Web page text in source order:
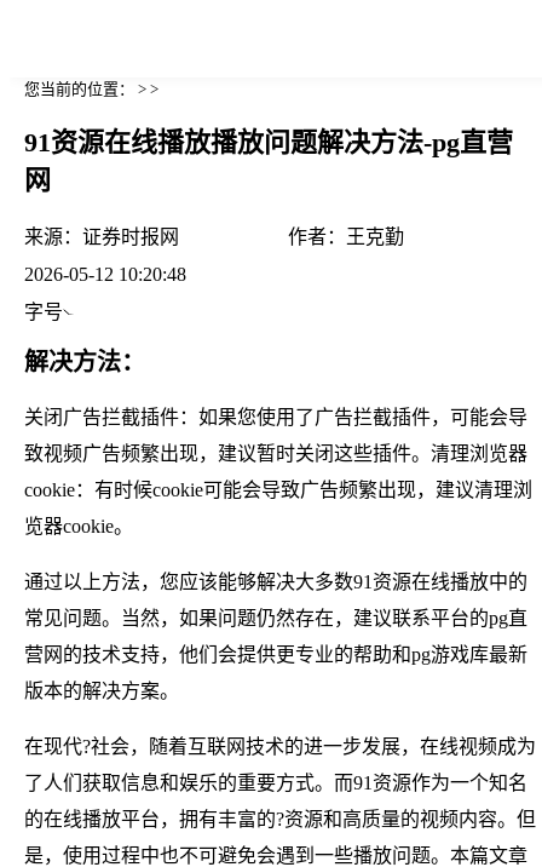
您当前的位置： > >
91资源在线播放播放问题解决方法-pg直营
网
来源： 证券时报网 作者：
王克勤
2026-05-12 10:20:48
字号
解决方法：
关闭广告拦截插件：如果您使用了广告拦截插件，可能会导
致视频广告频繁出现，建议暂时关闭这些插件。清理浏览器
cookie：有时候cookie可能会导致广告频繁出现，建议清理浏
览器cookie。
通过以上方法，您应该能够解决大多数91资源在线播放中的
常见问题。当然，如果问题仍然存在，建议联系平台的pg直
营网的技术支持，他们会提供更专业的帮助和pg游戏库最新
版本的解决方案。
在现代?社会，随着互联网技术的进一步发展，在线视频成为
了人们获取信息和娱乐的重要方式。而91资源作为一个知名
的在线播放平台，拥有丰富的?资源和高质量的视频内容。但
是，使用过程中也不可避免会遇到一些播放问题。本篇文章